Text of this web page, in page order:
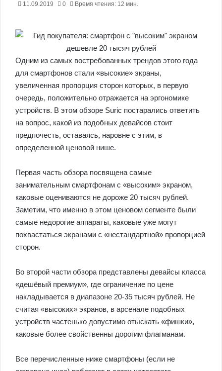
11.09.2019 0 Время чтения: 12 мин.
Одним из самых востребованных трендов этого года
для смартфонов стали «высокие» экраны,
увеличенная пропорция сторон которых, в первую
очередь, положительно отражается на эргономике
устройств. В этом обзоре Suric постарались ответить
на вопрос, какой из подобных девайсов стоит
предпочесть, оставаясь, наровне с этим, в
определенной ценовой нише.
Первая часть обзора посвящена самые
занимательным смартфонам с «высоким» экраном,
каковые оцениваются не дороже 20 тысяч рублей.
Заметим, что именно в этом ценовом сегменте были
самые недорогие аппараты, каковые уже могут
похвастаться экранами с «нестандартной» пропорцией
сторон.
Во второй части обзора представлены девайсы класса
«дешёвый премиум», где ограничение по цене
накладывается в диапазоне 20-35 тысяч рублей. Не
считая «высоких» экранов, в арсенале подобных
устройств частенько допустимо отыскать «фишки»,
каковые более свойственны дорогим флагманам.
Все перечисленные ниже смартфоны (если не